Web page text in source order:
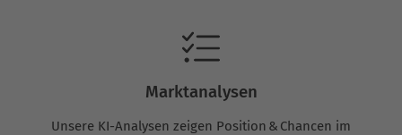
Marktanalysen
Unsere KI-Analysen zeigen Position & Chancen im